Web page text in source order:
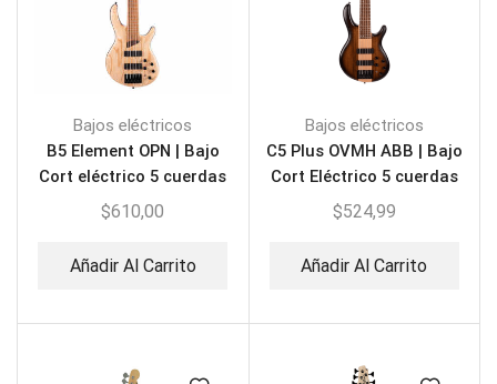
Bajos eléctricos
B5 Element OPN | Bajo
Cort eléctrico 5 cuerdas
$610,00
Añadir Al Carrito
Bajos eléctricos
C5 Plus OVMH ABB | Bajo
Cort Eléctrico 5 cuerdas
$524,99
Añadir Al Carrito